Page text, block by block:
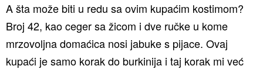
A šta može biti u redu sa ovim kupaćim kostimom?
Broj 42, kao ceger sa žicom i dve ručke u kome
mrzovoljna domaćica nosi jabuke s pijace. Ovaj
kupaći je samo korak do burkinija i taj korak mi već